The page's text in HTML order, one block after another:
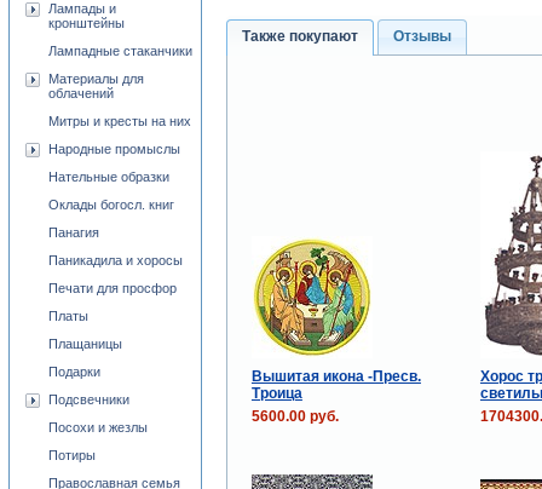
Также покупают Отзывы
Вышитая икона -Пресв.
Троица
Хорос
5600.00 руб.
Лампады и
кронштейны
Лампадные стаканчики
Материалы для
облачений
Митры и кресты на них
Народные промыслы
Нательные образки
Оклады богосл. книг
Панагия
Паникадила и хоросы
Печати для просфор
Платы
Плащаницы
Подарки
Подсвечники
Посохи и жезлы
Потиры
Православная семья